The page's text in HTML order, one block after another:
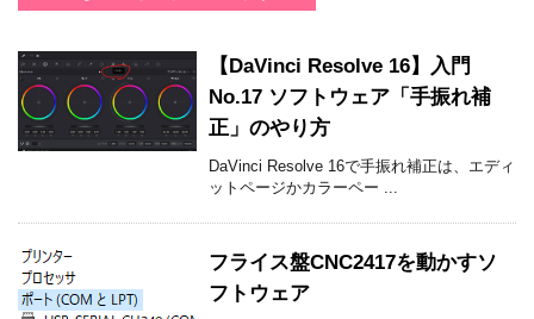
【DaVinci Resolve 16】入門
No.17 ソフトウェア「手振れ補
正」のやり方
DaVinci Resolve 16で手振れ補正は、エディ
ットページかカラーペー ...
フライス盤CNC2417を動かすソ
フトウェア